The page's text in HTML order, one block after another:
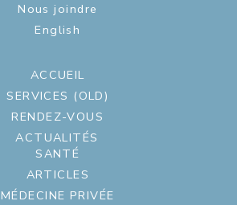
Nous joindre
English
ACCUEIL
SERVICES (OLD)
RENDEZ-VOUS
ACTUALITÉS
SANTÉ
ARTICLES
MÉDECINE PRIVÉE